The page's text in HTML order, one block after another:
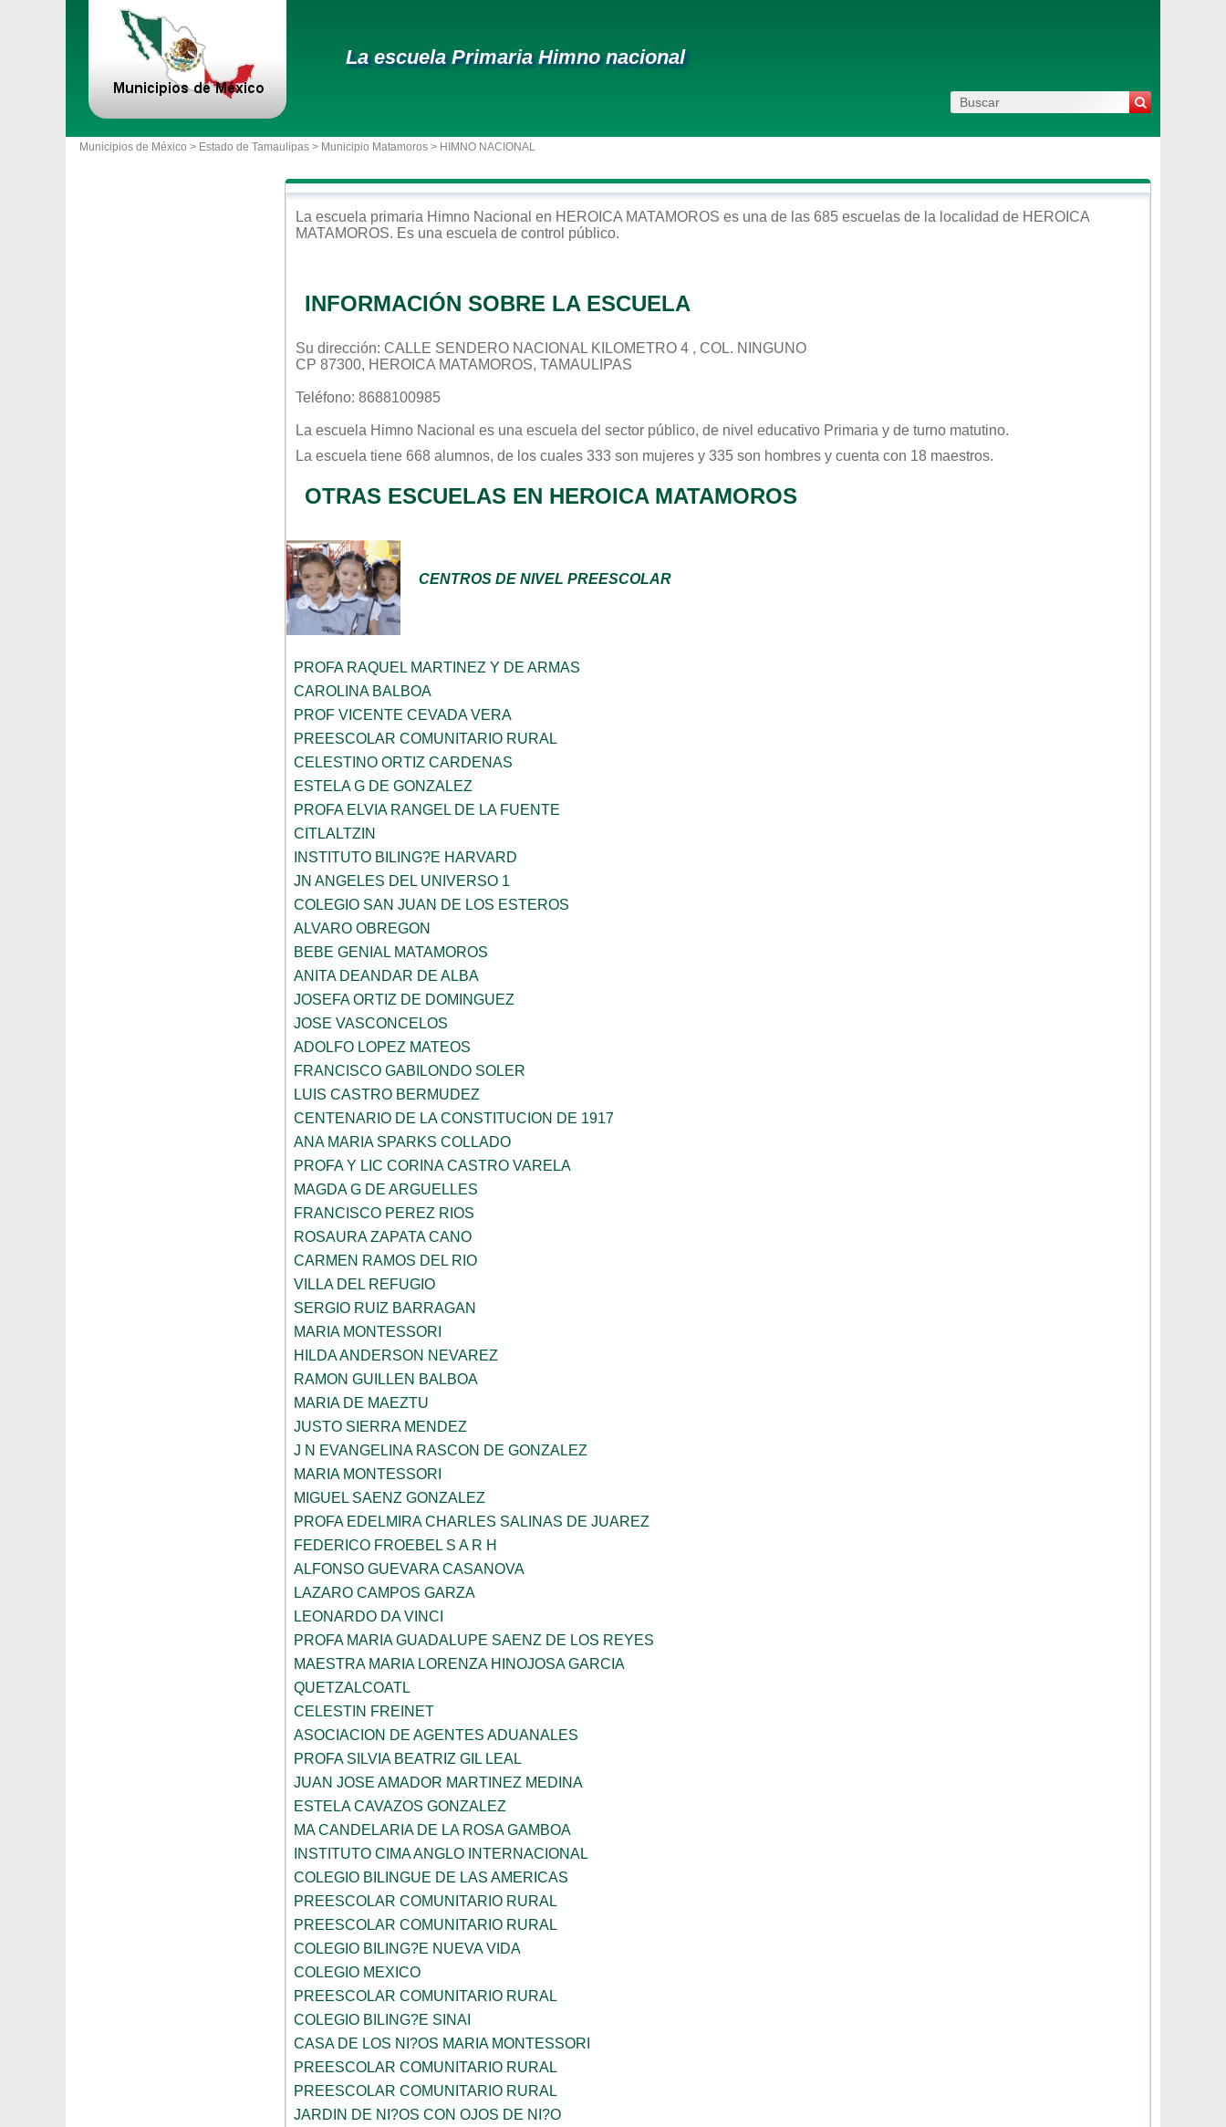
La escuela Primaria Himno nacional
Municipios de México > Estado de Tamaulipas > Municipio Matamoros > HIMNO NACIONAL
La escuela primaria Himno Nacional en HEROICA MATAMOROS es una de las 685 escuelas de la localidad de HEROICA
MATAMOROS. Es una escuela de control público.
INFORMACIÓN SOBRE LA ESCUELA
Su dirección: CALLE SENDERO NACIONAL KILOMETRO 4 , COL. NINGUNO
CP 87300, HEROICA MATAMOROS, TAMAULIPAS
Teléfono: 8688100985
La escuela Himno Nacional es una escuela del sector público, de nivel educativo Primaria y de turno matutino.
La escuela tiene 668 alumnos, de los cuales 333 son mujeres y 335 son hombres y cuenta con 18 maestros.
OTRAS ESCUELAS EN HEROICA MATAMOROS
CENTROS DE NIVEL PREESCOLAR
PROFA RAQUEL MARTINEZ Y DE ARMAS
CAROLINA BALBOA
PROF VICENTE CEVADA VERA
PREESCOLAR COMUNITARIO RURAL
CELESTINO ORTIZ CARDENAS
ESTELA G DE GONZALEZ
PROFA ELVIA RANGEL DE LA FUENTE
CITLALTZIN
INSTITUTO BILING?E HARVARD
JN ANGELES DEL UNIVERSO 1
COLEGIO SAN JUAN DE LOS ESTEROS
ALVARO OBREGON
BEBE GENIAL MATAMOROS
ANITA DEANDAR DE ALBA
JOSEFA ORTIZ DE DOMINGUEZ
JOSE VASCONCELOS
ADOLFO LOPEZ MATEOS
FRANCISCO GABILONDO SOLER
LUIS CASTRO BERMUDEZ
CENTENARIO DE LA CONSTITUCION DE 1917
ANA MARIA SPARKS COLLADO
PROFA Y LIC CORINA CASTRO VARELA
MAGDA G DE ARGUELLES
FRANCISCO PEREZ RIOS
ROSAURA ZAPATA CANO
CARMEN RAMOS DEL RIO
VILLA DEL REFUGIO
SERGIO RUIZ BARRAGAN
MARIA MONTESSORI
HILDA ANDERSON NEVAREZ
RAMON GUILLEN BALBOA
MARIA DE MAEZTU
JUSTO SIERRA MENDEZ
J N EVANGELINA RASCON DE GONZALEZ
MARIA MONTESSORI
MIGUEL SAENZ GONZALEZ
PROFA EDELMIRA CHARLES SALINAS DE JUAREZ
FEDERICO FROEBEL S A R H
ALFONSO GUEVARA CASANOVA
LAZARO CAMPOS GARZA
LEONARDO DA VINCI
PROFA MARIA GUADALUPE SAENZ DE LOS REYES
MAESTRA MARIA LORENZA HINOJOSA GARCIA
QUETZALCOATL
CELESTIN FREINET
ASOCIACION DE AGENTES ADUANALES
PROFA SILVIA BEATRIZ GIL LEAL
JUAN JOSE AMADOR MARTINEZ MEDINA
ESTELA CAVAZOS GONZALEZ
MA CANDELARIA DE LA ROSA GAMBOA
INSTITUTO CIMA ANGLO INTERNACIONAL
COLEGIO BILINGUE DE LAS AMERICAS
PREESCOLAR COMUNITARIO RURAL
PREESCOLAR COMUNITARIO RURAL
COLEGIO BILING?E NUEVA VIDA
COLEGIO MEXICO
PREESCOLAR COMUNITARIO RURAL
COLEGIO BILING?E SINAI
CASA DE LOS NI?OS MARIA MONTESSORI
PREESCOLAR COMUNITARIO RURAL
PREESCOLAR COMUNITARIO RURAL
JARDIN DE NI?OS CON OJOS DE NI?O